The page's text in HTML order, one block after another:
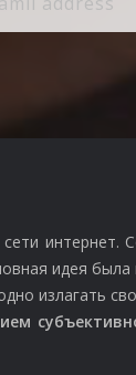
интернет.
идея была
излагать